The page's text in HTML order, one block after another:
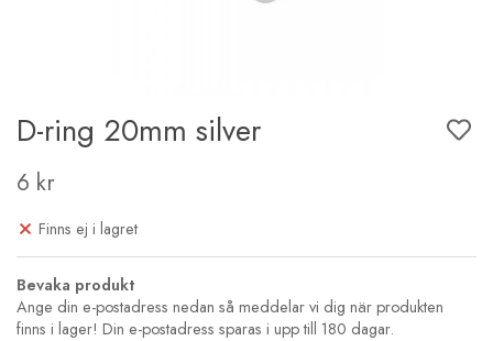
D-ring 20mm silver
6 kr
Finns ej i lagret
Bevaka produkt
Ange din e-postadress nedan så meddelar vi dig när produkten
finns i lager! Din e-postadress sparas i upp till 180 dagar.